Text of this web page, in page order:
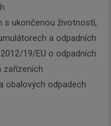
s ukončenou životností,
a odpadních
19/EU o odpadních
zařízeních
obalových odpadech
Vám